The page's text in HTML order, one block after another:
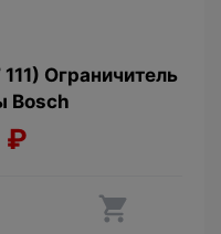
Ограничитель
Bosch
₽